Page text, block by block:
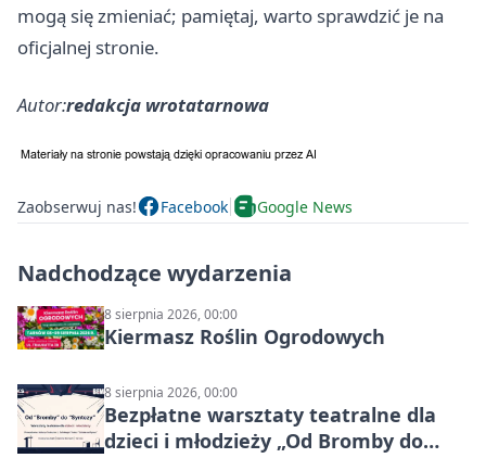
mogą się zmieniać; pamiętaj, warto sprawdzić je na
oficjalnej stronie.
Autor:redakcja wrotatarnowa
Zaobserwuj nas! Facebook Google News
Nadchodzące wydarzenia
8 sierpnia 2026, 00:00
Kiermasz Roślin Ogrodowych
8 sierpnia 2026, 00:00
Bezpłatne warsztaty teatralne dla
dzieci i młodzieży „Od Bromby do